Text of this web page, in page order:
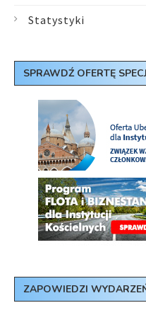
Statystyki
SPRAWDŹ OFERTĘ
ZAPOWIEDZI